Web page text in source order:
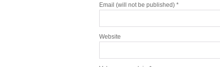
Email (will not be published) *
Website